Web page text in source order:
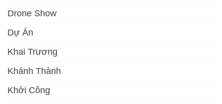
Drone Show
Dự Án
Khai Trương
Khánh Thành
Khởi Công